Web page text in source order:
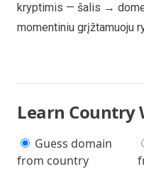
kryptimis — šalis →
momentiniu grįžtamuoju
Learn Country
Guess domain
from country